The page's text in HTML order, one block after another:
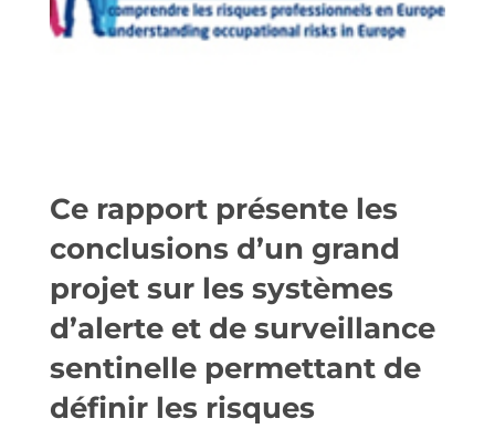
Ce rapport présente les
conclusions d’un grand
projet sur les systèmes
d’alerte et de surveillance
sentinelle permettant de
définir les risques